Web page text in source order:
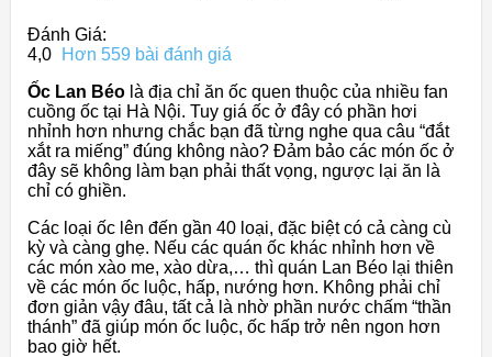
Đánh Giá:
4,0
Hơn 559 bài đánh giá
Ốc Lan Béo là địa chỉ ăn ốc quen thuộc của nhiều fan
cuồng ốc tại Hà Nội. Tuy giá ốc ở đây có phần hơi
nhỉnh hơn nhưng chắc bạn đã từng nghe qua câu “đắt
xắt ra miếng” đúng không nào? Đảm bảo các món ốc ở
đây sẽ không làm bạn phải thất vọng, ngược lại ăn là
chỉ có ghiền.
Các loại ốc lên đến gần 40 loại, đặc biệt có cả càng cù
kỳ và càng ghẹ. Nếu các quán ốc khác nhỉnh hơn về
các món xào me, xào dừa,… thì quán Lan Béo lại thiên
về các món ốc luộc, hấp, nướng hơn. Không phải chỉ
đơn giản vậy đâu, tất cả là nhờ phần nước chấm “thần
thánh” đã giúp món ốc luộc, ốc hấp trở nên ngon hơn
bao giờ hết.